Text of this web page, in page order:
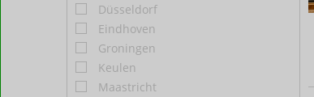
Düsseldorf
Eindhoven
Groningen
Keulen
Maastricht